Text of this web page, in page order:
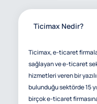
Ticimax Nedir?
Ticimax, e-ticaret
sağlayan ve e-ticaret
hizmetleri veren bir
bulunduğu sektörde 15
birçok e-ticaret